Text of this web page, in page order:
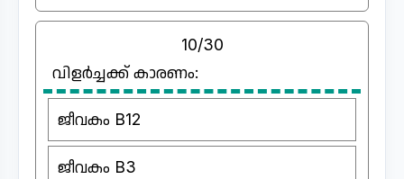
10/30
വിളർച്ചക്ക് കാരണം:
ജീവകം B12
ജീവകം B3